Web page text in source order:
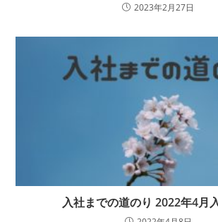
2023年2月27日
入社までの道のり 2022年4月